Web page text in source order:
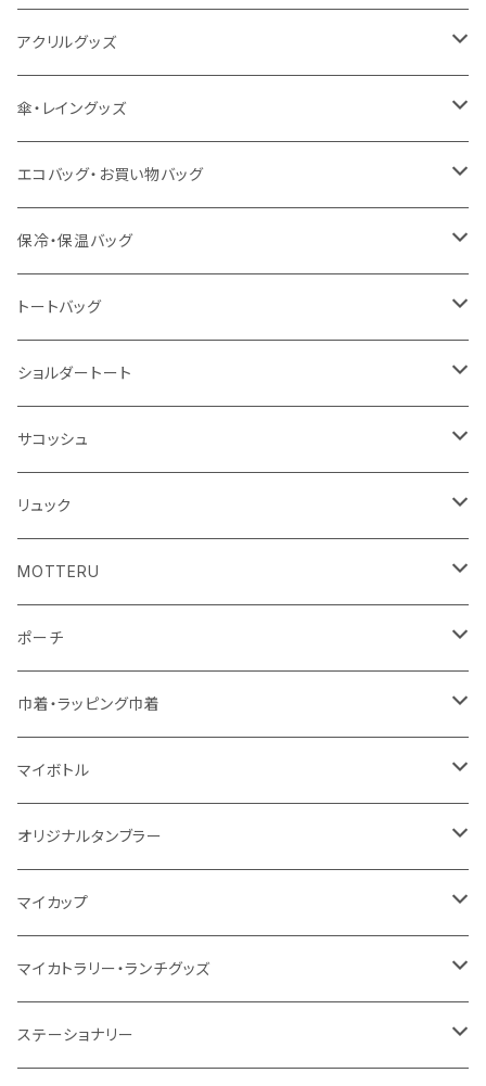
猛暑グッズ
冷感グッズ
イージーオーダーTシャツ（海外生産）
名入れタオル
今治タオル
泉州おくばりタオル
冷感タオル
ハンカチ
アクリルグッズ
キーホルダー
スタンド
バッジ
ライティングスタンド
アクリル雑貨
傘・レイングッズ
傘
ポンチョ
エコバッグ・お買い物バッグ
ポリエステル
フェアトレードコットン
ジュートコットン
キャンパス
不織布
コットン
保冷・保温バッグ
キャンパス
デニム
ポリエステル
不織布
トートバッグ
オーガニックコットン
シーチング
10oz
フェアトレードコットン
コットンリネン
ジュートコットン
再生ファブリック
コットン
5oz
シーチング
キャンパス
8oz
10oz
デニム・デニムライク
ポリエステル
再生不織布
不織布
ショルダートート
オーガニックコットン
コットンリネン
再生ファブリック
5oz
10oz
コットン
シーチング
キャンパス
10oz
12oz
デニム
ポリエステル
不織布
保冷
サコッシュ
オーガニックコットン
フェアトレードコットン
ジュートコットン
再生ファブリック
5oz
コットン
5oz
キャンパス
ポリエステル
不織布
リュック
コットン
5oz
デニム
ポリエステル
不織布
スウェット
MOTTERU
お買い物バッグ
ボトル
タンブラー
ランチグッズ
ハンカチ
傘
ポーチ
オーガニックコットン
フェアトレードコットン
再生ファブリック
キャンパス
デニム・デニムライク
ポリエステル
巾着・ラッピング巾着
コットン
オーガニックコットン
再生ファブリック
フェアトレードコットン
デニム・デニムライク
マイボトル
ステンレスサーモ
ステンレス
アルミ
クリアボトル
オリジナルタンブラー
サーモタンブラー
ステンレス2層タンブラー
プラスチック2層タンブラー
マイカップ
サーモ
ステンレス
マイカトラリー・ランチグッズ
カトラリー
ステーショナリー